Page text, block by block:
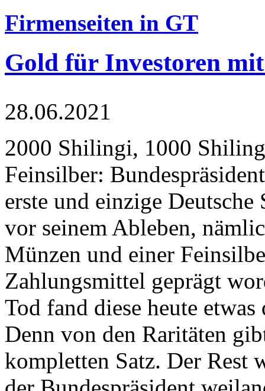
Firmenseiten in GT
Gold für Investoren
28.06.2021
2000 Shilingi, 1000
Feinsilber:
erste und einzige Deutsche
vor seinem Ableben,
Münzen und einer
Zahlungsmittel geprägt
Tod fand diese heute
Denn von den Raritäten
kompletten Satz. Der Rest